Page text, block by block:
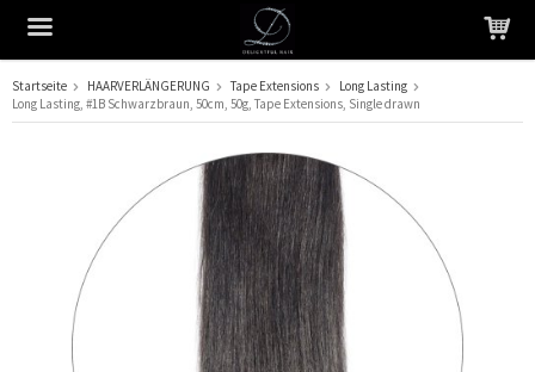
Das Produkt wurde in Ihren Warenkorb gelegt
Startseite HAARVERLÄNGERUNG Tape Extensions
Long Lasting
Long Lasting, #1B Schwarzbraun, 50cm, 50g, Tape Extensions, Single drawn